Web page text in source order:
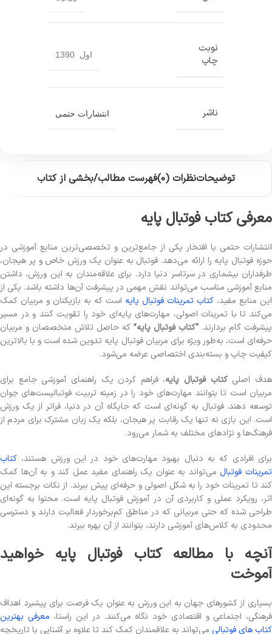
نوبت
چاپ
اول 1390
ناشر انتشارات حتمی
توضیحاتنظرات (0) فهرست مطالب/بخشی از کتاب
معرفی کتاب فوتبال پایه
انتشارات حتمی با افتخار یکی از جامع‌ترین و تخصصی‌ترین منابع آموزشی در
حوزه فوتبال پایه را ارائه می‌دهد. فوتبال به عنوان یک ورزش خاص و پر هیجان،
طرفداران بیشماری در سرتاسر دنیا دارد. برای علاقه‌مندان به این ورزش، داشتن
منابع آموزشی مناسب می‌تواند نقش مهمی در پیشرفت آن‌ها داشته باشد. یکی از
این منابع مفید، کتاب تمرینات فوتبال پایه است که به بازیکنان و مربیان کمک
می‌کند تا با تمرینات اصولی، مهارت‌های پایه‌ای خود را تقویت کنند و در مسیر
پیشرفت گام بردارند. “کتاب فوتبال پایه” که حاصل تلاش متخصصان و مربیان
حرفه‌ای است، به‌طور ویژه برای مربیان فوتبال پایه تدوین شده است و با بالاترین
کیفیت چاپ و بسته‌بندی اختصاصی عرضه می‌شود.
هدف اصلیکتاب فوتبال پایه، فراهم کردن یک راهنمای آموزشی جامع برای
مربیان است تا بتوانند مهارت‌های خود را در زمینه تربیت فوتبالیست‌های جوان
توسعه دهند. فوتبال به گونه‌ای است که جایگاه آن در دنیا، فراتر از یک ورزش
است. این بازی نه تنها یک رقابت پر هیجان، بلکه یک زبان مشترک برای مردم از
فرهنگ‌ها و نژادهای مختلف به شمار می‌رود.
برای افرادی که به دنبال بهبود مهارت‌های خود در این ورزش هستند، کتاب
تمرینات فوتبال می‌تواند به عنوان یک راهنمای مفید عمل کند و به آن‌ها کمک
کند تا تمرینات خود را به شکل اصولی و حرفه‌ای پیش ببرند. از نکات برجسته این
اثر، رویکرد عملی و کاربردی آن در آموزش فوتبال پایه است. محتوا به گونه‌ای
طراحی شده که حتی مربیانی که در مناطق کم‌برخوردار فعالیت دارند و دسترسی
محدودی به کلاس‌های آموزشی دارند، بتوانند از آن بهره ببرند​.
آنچه با مطالعه کتاب فوتبال پایه خواهید
آموخت
بسیاری از کشورهای جهان به این ورزش به عنوان یک فرصت برای پیشبرد اهداف
فرهنگی، اجتماعی و اقتصادی خود نگاه می‌کنند. در این راستا، معرفی بهترین
کتاب های فوتبالی می‌تواند به علاقمندان کمک کند تا علاوه بر آشنایی با تاریخچه